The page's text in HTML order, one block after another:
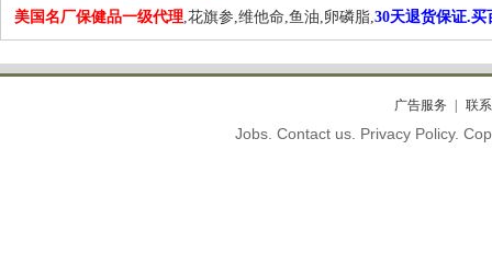
美国名厂保健品一级代理,花旗参,维他命,鱼油,卵磷脂,30天退货保证.买
广告服务 联
Jobs. Contact us. Privacy Policy.